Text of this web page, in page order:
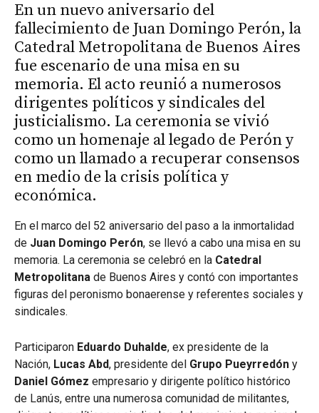
En un nuevo aniversario del
fallecimiento de Juan Domingo Perón, la
Catedral Metropolitana de Buenos Aires
fue escenario de una misa en su
memoria. El acto reunió a numerosos
dirigentes políticos y sindicales del
justicialismo. La ceremonia se vivió
como un homenaje al legado de Perón y
como un llamado a recuperar consensos
en medio de la crisis política y
económica.
En el marco del 52 aniversario del paso a la inmortalidad
de Juan Domingo Perón, se llevó a cabo una misa en su
memoria. La ceremonia se celebró en la Catedral
Metropolitana de Buenos Aires y contó con importantes
figuras del peronismo bonaerense y referentes sociales y
sindicales.
Participaron Eduardo Duhalde, ex presidente de la
Nación, Lucas Abd, presidente del Grupo Pueyrredón y
Daniel Gómez empresario y dirigente político histórico
de Lanús, entre una numerosa comunidad de militantes,